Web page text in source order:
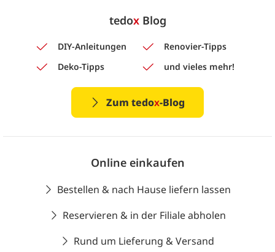
tedoxBlog
DIY-Anleitungen
Renovier-Tipps
Deko-Tipps
und vieles mehr!
Zum tedox-Blog
Online einkaufen
Bestellen & nach Hause liefern lassen
Reservieren & in der Filiale abholen
Rund um Lieferung & Versand